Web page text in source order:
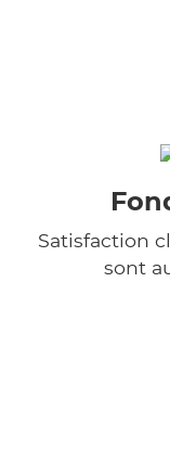
Satisfaction
sont